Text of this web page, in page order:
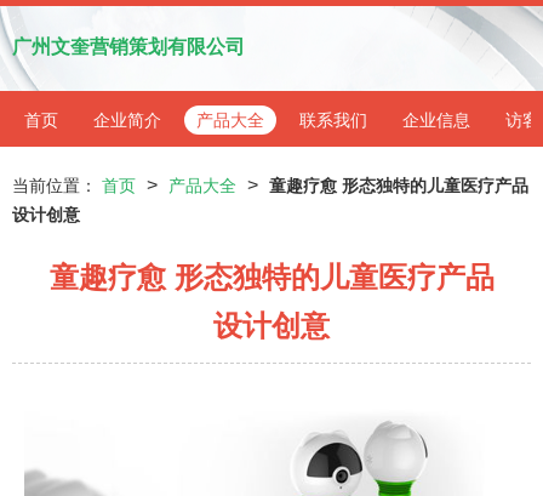
广州文奎营销策划有限公司
首页 企业简介 产品大全 联系我们 企业信息 访客
当前位置： 首页 > 产品大全 > 童趣疗愈 形态独特的儿童医疗产品
设计创意
童趣疗愈 形态独特的儿童医疗产品
设计创意